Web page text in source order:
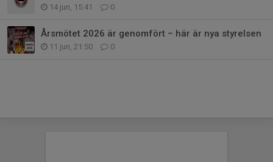
14 jun, 15:41 0
Årsmötet 2026 är genomfört – här är nya styrelsen
11 jun, 21:50 0